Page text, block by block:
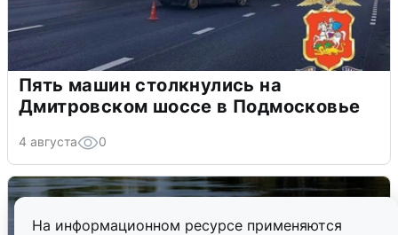
На информационном ресурсе применяются
Пять машин столкнулись на
Дмитровском шоссе в Подмосковье
4 августа 0